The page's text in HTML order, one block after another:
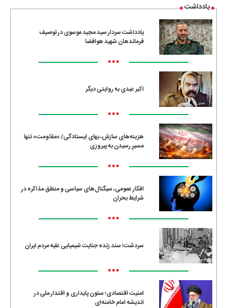
یادداشت
یادداشت سردار سید مجید موسوی در توصیف
فرماندهان شهید هوافضا
•••
اکبر عبدی به روایتی دیگر
•••
هزینه‌های سازش، بهای ایستادگی/ «مقاومت» تنها
مسیرِ رسیدن به پیروزی
•••
افکار عمومی، سیگنال‌های سیاسی و منطق مذاکره در
شرایط بحران
•••
سردشت؛ سند زنده جنایت شیمیایی علیه مردم ایران
•••
امنیت اقتصادی؛ ستون پایداری و اقتدار ملی در
اندیشه امام خامنه‌ای